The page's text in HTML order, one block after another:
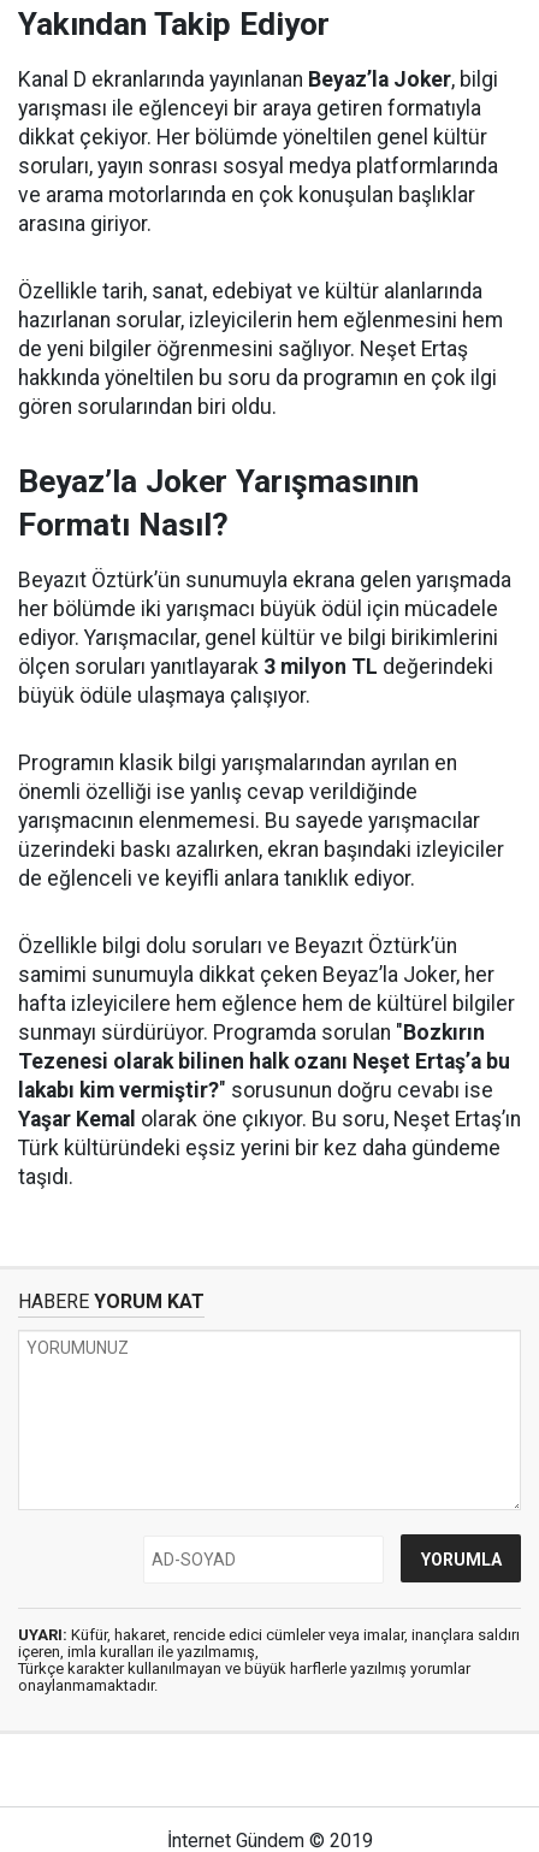
Yakından Takip Ediyor
Kanal D ekranlarında yayınlanan Beyaz’la Joker, bilgi
yarışması ile eğlenceyi bir araya getiren formatıyla
dikkat çekiyor. Her bölümde yöneltilen genel kültür
soruları, yayın sonrası sosyal medya platformlarında
ve arama motorlarında en çok konuşulan başlıklar
arasına giriyor.
Özellikle tarih, sanat, edebiyat ve kültür alanlarında
hazırlanan sorular, izleyicilerin hem eğlenmesini hem
de yeni bilgiler öğrenmesini sağlıyor. Neşet Ertaş
hakkında yöneltilen bu soru da programın en çok ilgi
gören sorularından biri oldu.
Beyaz’la Joker Yarışmasının
Formatı Nasıl?
Beyazıt Öztürk’ün sunumuyla ekrana gelen yarışmada
her bölümde iki yarışmacı büyük ödül için mücadele
ediyor. Yarışmacılar, genel kültür ve bilgi birikimlerini
ölçen soruları yanıtlayarak 3 milyon TL değerindeki
büyük ödüle ulaşmaya çalışıyor.
Programın klasik bilgi yarışmalarından ayrılan en
önemli özelliği ise yanlış cevap verildiğinde
yarışmacının elenmemesi. Bu sayede yarışmacılar
üzerindeki baskı azalırken, ekran başındaki izleyiciler
de eğlenceli ve keyifli anlara tanıklık ediyor.
Özellikle bilgi dolu soruları ve Beyazıt Öztürk’ün
samimi sunumuyla dikkat çeken Beyaz’la Joker, her
hafta izleyicilere hem eğlence hem de kültürel bilgiler
sunmayı sürdürüyor. Programda sorulan " Bozkırın
Tezenesi olarak bilinen halk ozanı Neşet Ertaş’a bu
lakabı kim vermiştir?" sorusunun doğru cevabı ise
Yaşar Kemal olarak öne çıkıyor. Bu soru, Neşet Ertaş’ın
Türk kültüründeki eşsiz yerini bir kez daha gündeme
taşıdı.
HABERE YORUM KAT
UYARI: Küfür, hakaret, rencide edici cümleler veya imalar, inançlara saldırı
içeren, imla kuralları ile yazılmamış,
Türkçe karakter kullanılmayan ve büyük harflerle yazılmış yorumlar
onaylanmamaktadır.
İnternet Gündem © 2019